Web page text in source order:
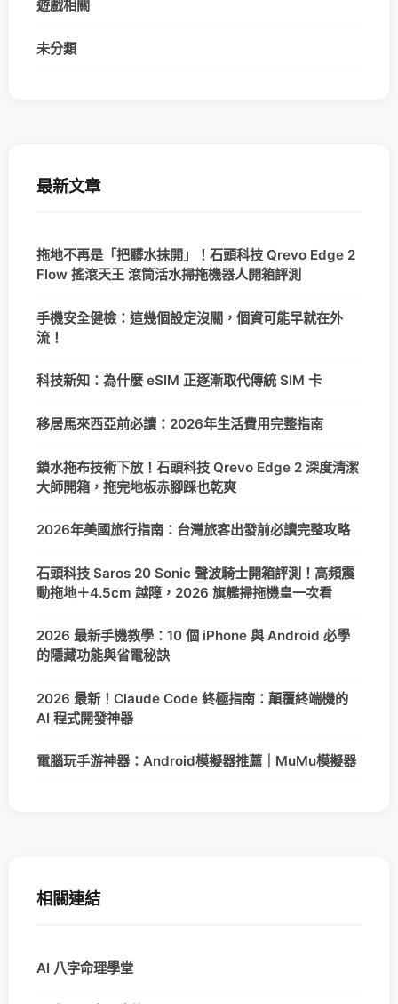
遊戲相關
未分類
最新文章
拖地不再是「把髒水抹開」！石頭科技 Qrevo Edge 2
Flow 搖滾天王 滾筒活水掃拖機器人開箱評測
手機安全健檢：這幾個設定沒關，個資可能早就在外
流！
科技新知：為什麼 eSIM 正逐漸取代傳統 SIM 卡
移居馬來西亞前必讀：2026年生活費用完整指南
鎖水拖布技術下放！石頭科技 Qrevo Edge 2 深度清潔
大師開箱，拖完地板赤腳踩也乾爽
2026年美國旅行指南：台灣旅客出發前必讀完整攻略
石頭科技 Saros 20 Sonic 聲波騎士開箱評測！高頻震
動拖地＋4.5cm 越障，2026 旗艦掃拖機皇一次看
2026 最新手機教學：10 個 iPhone 與 Android 必學
的隱藏功能與省電秘訣
2026 最新！Claude Code 終極指南：顛覆終端機的
AI 程式開發神器
電腦玩手游神器：Android模擬器推薦｜MuMu模擬器
相關連結
AI 八字命理學堂